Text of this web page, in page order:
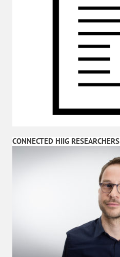
CONNECTED HIIG RESEARCHERS